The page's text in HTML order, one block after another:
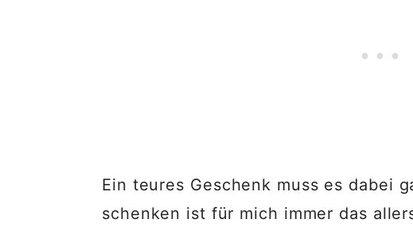
Ein teures Geschenk muss es dabei
schenken ist für mich immer das